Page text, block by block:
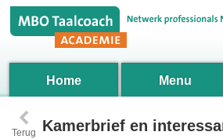
Home Menu
‹
Terug Kamerbrief en